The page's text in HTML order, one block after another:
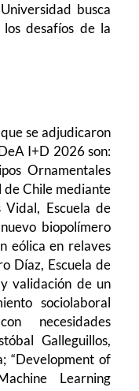
busca
desafíos de la
se adjudicaron
I+D 2026 son:
Ornamentales
Chile mediante
Vidal, Escuela de
biopolímero
eólica en relaves
Díaz, Escuela de
validación de un
sociolaboral
necesidades
Galleguillos,
“Development of
Learning